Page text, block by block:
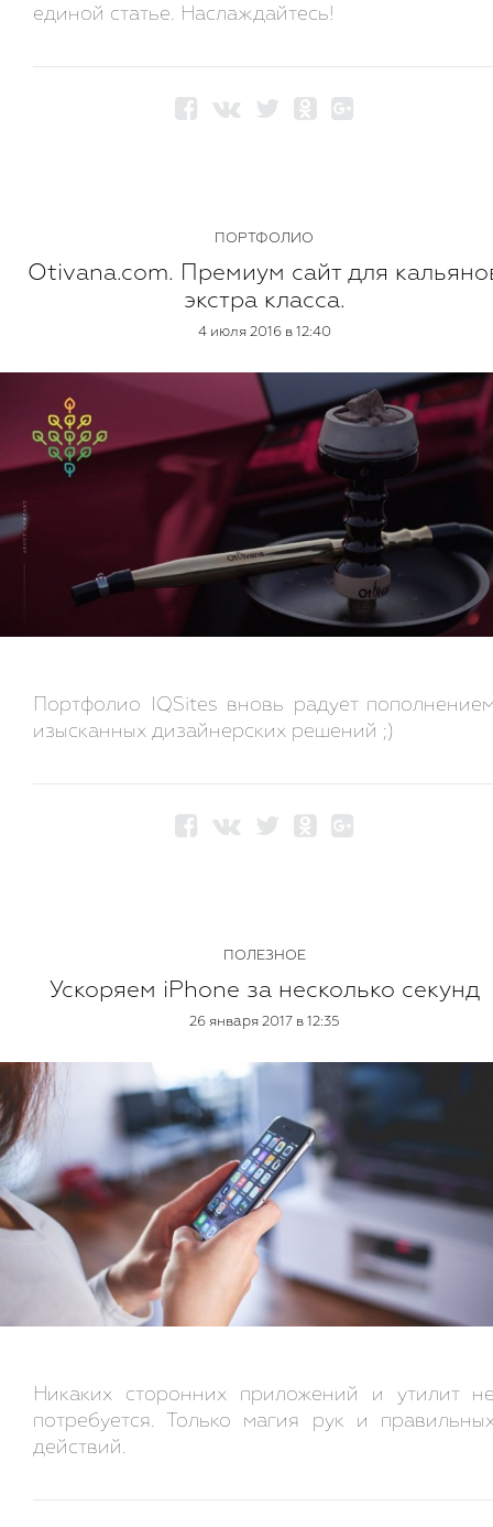
единой статье. Наслаждайтесь!
ПОРТФОЛИО
Otivana.com. Премиум сайт для
экстра класса.
4 июля 2016 в 12:40
Портфолио IQSites вновь радует
изысканных дизайнерских решений ;)
ПОЛЕЗНОЕ
Ускоряем iPhone за несколько секунд
26 января 2017 в 12:35
Никаких сторонних приложений и утилит
потребуется. Только магия рук и
действий.